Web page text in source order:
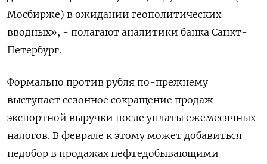
Мосбирже) в ожидании геополитических
вводных», - полагают аналитики банка Санкт-
Петербург.
Формально против рубля по-прежнему
выступает сезонное сокращение ​продаж
экспортной выручки после уплаты ежемесячных
налогов. В феврале к этому может добавиться
недобор в продажах нефтедобывающими